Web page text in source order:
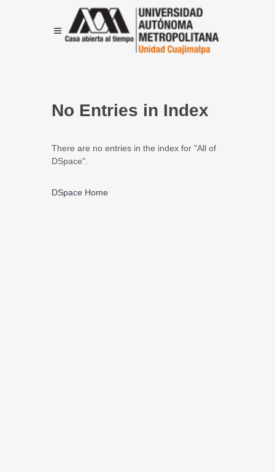
No Entries in Index
There are no entries in the index for "All of
DSpace".
DSpace Home